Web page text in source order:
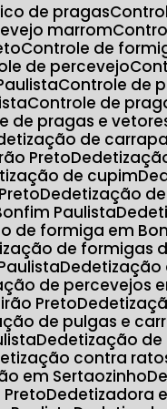
de pragas
marrom
Controle de
de percevejo
Controle de
Controle de
de pragas e
de
Preto
de cupim
Dedetização
Paulista
de formiga em
de formigas
de percevejos
Preto
de pulgas e
Dedetização
contra
em Sertaozinho
Preto